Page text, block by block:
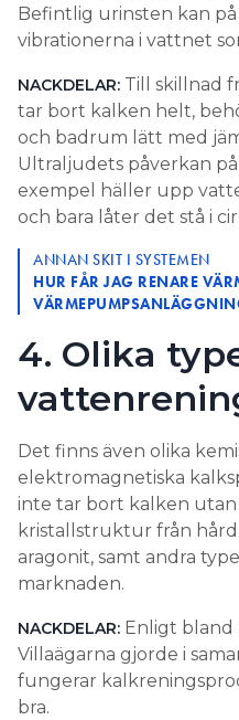
Befintlig urinsten kan
vibrationerna i vattnet
NACKDELAR: Till skillnad
tar bort kalken helt,
och badrum lätt med
Ultraljudets påverkan
exempel häller upp
och bara låter det stå i
ANNAN SKIT I SYSTEMEN
HUR FÅR JAG RENARE
4. Olika
Det finns även olika
elektromagnetiska
inte tar bort kalken utan
kristallstruktur från
aragonit, samt andra
marknaden.
NACKDELAR: Enligt bland
Villaägarna gjorde i
fungerar
bra.